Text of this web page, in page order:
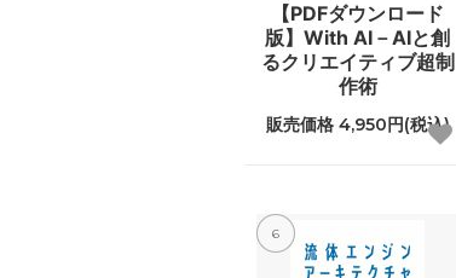
【PDFダウンロード
版】With AI－AIと創
るクリエイティブ超制
作術
販売価格 4,950円(税込)
6